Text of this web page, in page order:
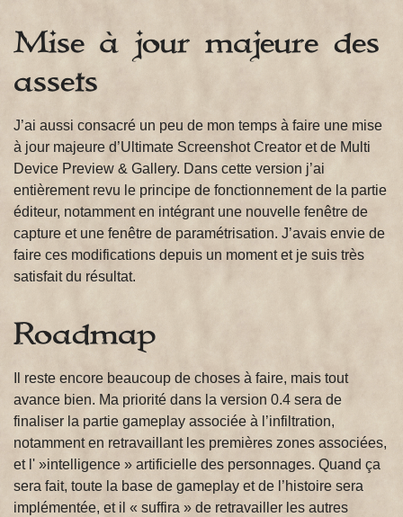
Mise à jour majeure des
assets
J’ai aussi consacré un peu de mon temps à faire une mise
à jour majeure d’Ultimate Screenshot Creator et de Multi
Device Preview & Gallery. Dans cette version j’ai
entièrement revu le principe de fonctionnement de la partie
éditeur, notamment en intégrant une nouvelle fenêtre de
capture et une fenêtre de paramétrisation. J’avais envie de
faire ces modifications depuis un moment et je suis très
satisfait du résultat.
Roadmap
Il reste encore beaucoup de choses à faire, mais tout
avance bien. Ma priorité dans la version 0.4 sera de
finaliser la partie gameplay associée à l’infiltration,
notamment en retravaillant les premières zones associées,
et l' »intelligence » artificielle des personnages. Quand ça
sera fait, toute la base de gameplay et de l’histoire sera
implémentée, et il « suffira » de retravailler les autres